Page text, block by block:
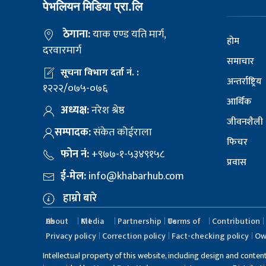
पेभलियन मिडिया प्रा.लि
ठेगाना:याक एण्ड यति मार्ग,
दरवारमार्ग
सूचना विभाग दर्ता नं. :
१२२२/०७५-०७६
अध्यक्ष:नरेश श्रेष्ठ
सम्पादक:संकेत कोईराला
फोन नं:+९७७-१-५३४९१५८
ई-मेल:info@khabarhub.com
हाम्रो बारे
होम
समाचार
अन्तर्राष्ट्रिय
आर्थिक
जीवनशैली
फिचर
प्रवास
About Us Media Kit Partnership Terms of Us
Contribution
Privacy policy Correction policy Fact-checking policy
Intellectual property of this website, including design and